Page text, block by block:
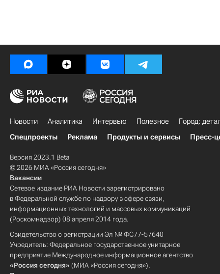
Новости Аналитика Интервью Полезное
Город:
Спецпроекты
Реклама Продукты и сервисы Пресс-
Версия 2023.1 Beta
© 2026 МИА «Россия сегодня»
Вакансии
Сетевое издание РИА Новости зарегистрировано
в Федеральной службе по надзору в сфере связи,
информационных технологий и массовых коммуникаций
(Роскомнадзор) 08 апреля 2014 года.
Свидетельство о регистрации Эл № ФС77-57640
Учредитель: Федеральное государственное унитарное
предприятие Международное информационное агентство
«Россия сегодня» (МИА «Россия сегодня»).